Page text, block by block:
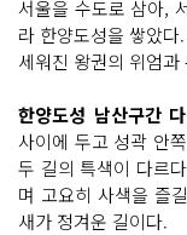
서울을 수도로 삼아,
라 한양도성을 쌓았
세워진 왕권의 위엄
한양도성 남산구간
사이에 두고 성곽 안
두 길의 특색이 다르
며 고요히 사색을 즐
새가 정겨운 길이다.